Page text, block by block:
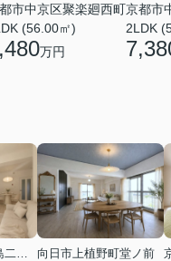
市中京区聚楽廻西町
(56.00㎡)
万円
京都市
2LDK
向日市上植野町堂ノ前